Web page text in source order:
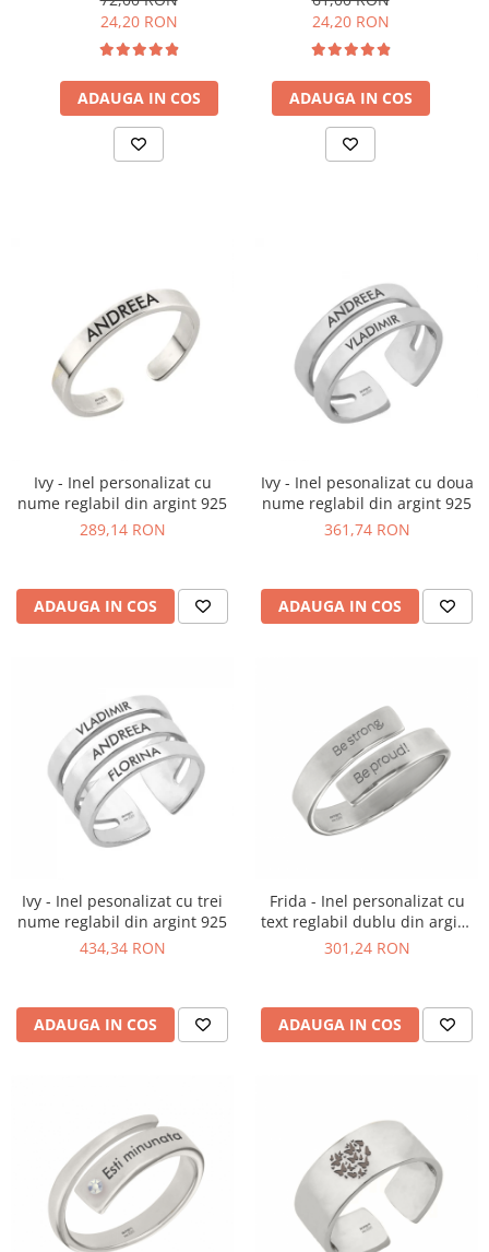
24,20 RON
ADAUGA IN COS
24,20 RON
ADAUGA IN COS
Ivy - Inel personalizat cu
nume reglabil din argint 925
289,14 RON
ADAUGA IN COS
Ivy - Inel pesonalizat cu doua
nume reglabil din argint 925
361,74 RON
ADAUGA IN COS
Ivy - Inel pesonalizat cu trei
nume reglabil din argint 925
434,34 RON
ADAUGA IN COS
Frida - Inel personalizat cu
text reglabil dublu din argint
925
301,24 RON
ADAUGA IN COS